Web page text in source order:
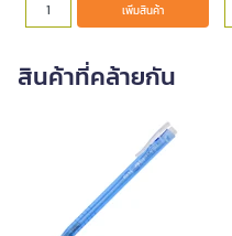
เพิ่มสินค้า
สินค้าที่คล้ายกัน